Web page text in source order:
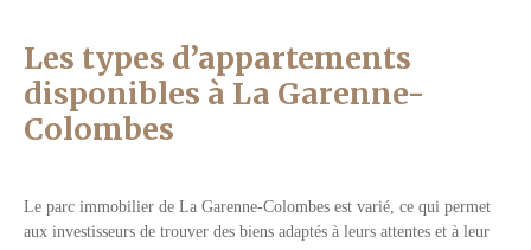
Les types d’appartements
disponibles à La Garenne-
Colombes
Le parc immobilier de La Garenne-Colombes est varié, ce qui permet
aux investisseurs de trouver des biens adaptés à leurs attentes et à leur